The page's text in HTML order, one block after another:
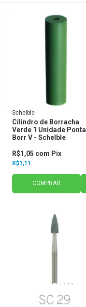
Schelble
Cilindro de Borracha
Verde 1 Unidade Ponta
Borr V - Schelble
R$1,11
R$1,05 com Pix
COMPRAR